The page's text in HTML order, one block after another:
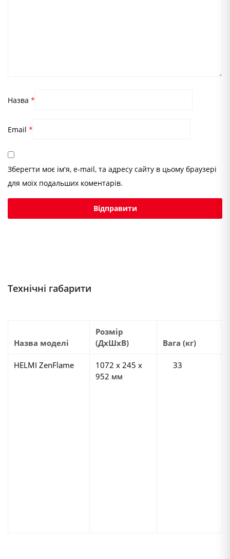
Назва *
Email *
Зберегти моє ім'я, e-mail, та адресу сайту в цьому браузері
для моїх подальших коментарів.
Технічні габарити
Назва моделі
Розмір
(ДхШхВ)
Вага (кг)
HELMI ZenFlame
1072 х 245 х
952 мм
33